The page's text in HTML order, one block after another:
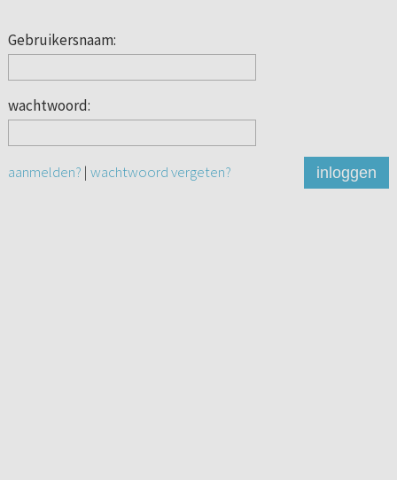
Gebruikersnaam:
wachtwoord:
aanmelden? | wachtwoord vergeten? inloggen